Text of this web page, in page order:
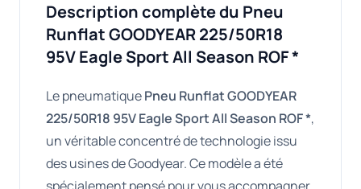
Description complète du Pneu
Runflat GOODYEAR 225/50R18
95V Eagle Sport All Season ROF *
Le pneumatiquePneu Runflat GOODYEAR
225/50R18 95V Eagle Sport All Season ROF *,
un véritable concentré de technologie issu
des usines de Goodyear. Ce modèle a été